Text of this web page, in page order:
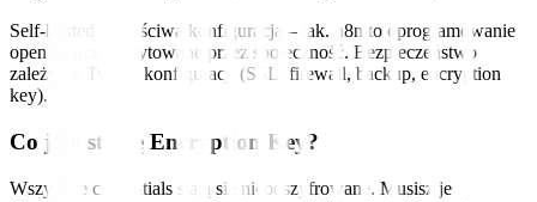
Self-hosted z właściwą konfiguracją – tak. n8n to oprogramowanie
open source, audytowane przez społeczność. Bezpieczeństwo
zależy od Twojej konfiguracji (SSL, firewall, backup, encryption
key).
Co jeśli stracę Encryption Key?
Wszystkie credentials stają się nieodszyfrowane. Musisz je